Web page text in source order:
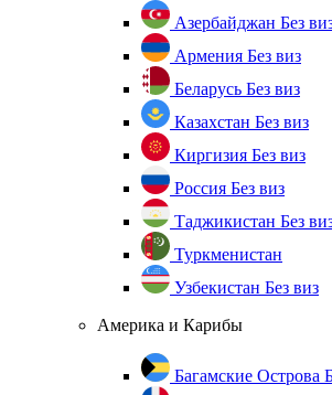
Азербайджан Без
Армения Без виз
Беларусь Без виз
Казахстан Без виз
Киргизия Без виз
Россия Без виз
Таджикистан Без
Туркменистан
Узбекистан Без виз
Америка и Карибы
Багамские Острова